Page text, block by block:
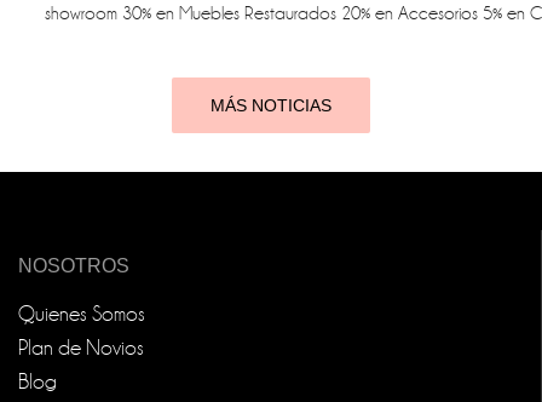
showroom 30% en Muebles Restaurados 20% en Accesorios 5% en
MÁS NOTICIAS
NOSOTROS
Quienes Somos
Plan de Novios
Blog